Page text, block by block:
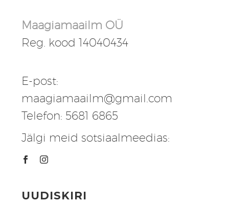
Maagiamaailm OÜ
Reg. kood 14040434
E-post:
maagiamaailm@gmail.com
Telefon: 5681 6865
Jälgi meid sotsiaalmeedias:
UUDISKIRI